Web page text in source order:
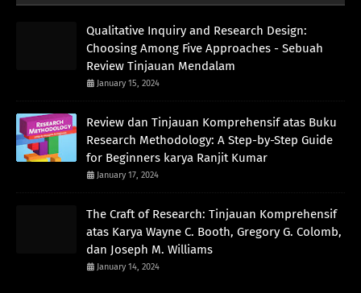
Qualitative Inquiry and Research Design:
Choosing Among Five Approaches - Sebuah
Review Tinjauan Mendalam
January 15, 2024
Review dan Tinjauan Komprehensif atas Buku
Research Methodology: A Step-by-Step Guide
for Beginners karya Ranjit Kumar
January 17, 2024
The Craft of Research: Tinjauan Komprehensif
atas Karya Wayne C. Booth, Gregory G. Colomb,
dan Joseph M. Williams
January 14, 2024